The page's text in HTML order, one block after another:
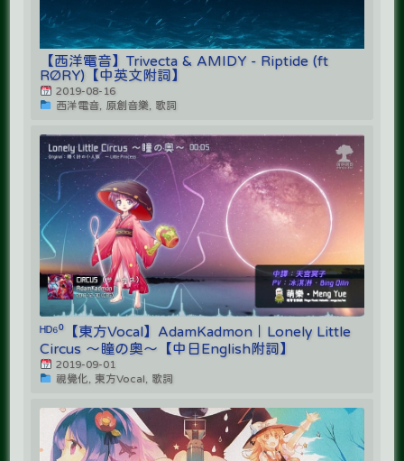
【西洋電音】Trivecta & AMIDY - Riptide (ft
RØRY)【中英文附詞】
2019-08-16
西洋電音, 原創音樂, 歌詞
ᴴᴰ⁶⁰【東方Vocal】AdamKadmon｜Lonely Little
Circus ～瞳の奥～【中日English附詞】
2019-09-01
視覺化, 東方Vocal, 歌詞